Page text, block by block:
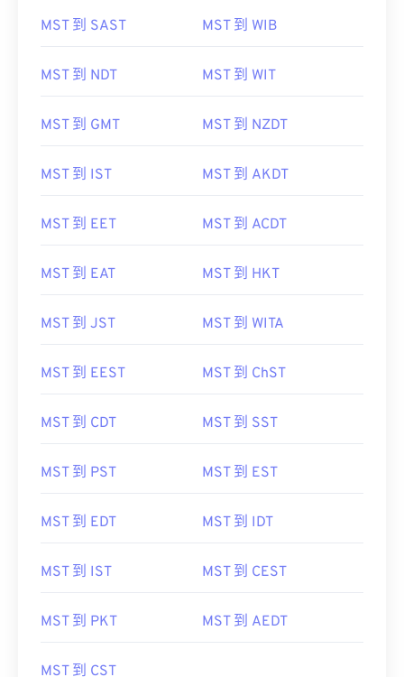
MST 到 SAST MST 到 WIB
MST 到 NDT MST 到 WIT
MST 到 GMT MST 到 NZDT
MST 到 IST MST 到 AKDT
MST 到 EET MST 到 ACDT
MST 到 EAT MST 到 HKT
MST 到 JST MST 到 WITA
MST 到 EEST MST 到 ChST
MST 到 CDT MST 到 SST
MST 到 PST MST 到 EST
MST 到 EDT MST 到 IDT
MST 到 IST MST 到 CEST
MST 到 PKT MST 到 AEDT
MST 到 CST